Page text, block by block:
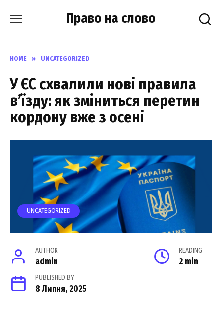
Право на слово
HOME » UNCATEGORIZED
У ЄС схвалили нові правила
в’їзду: як зміниться перетин
кордону вже з осені
UNCATEGORIZED
AUTHOR
admin
READING
2 min
PUBLISHED BY
8 Липня, 2025